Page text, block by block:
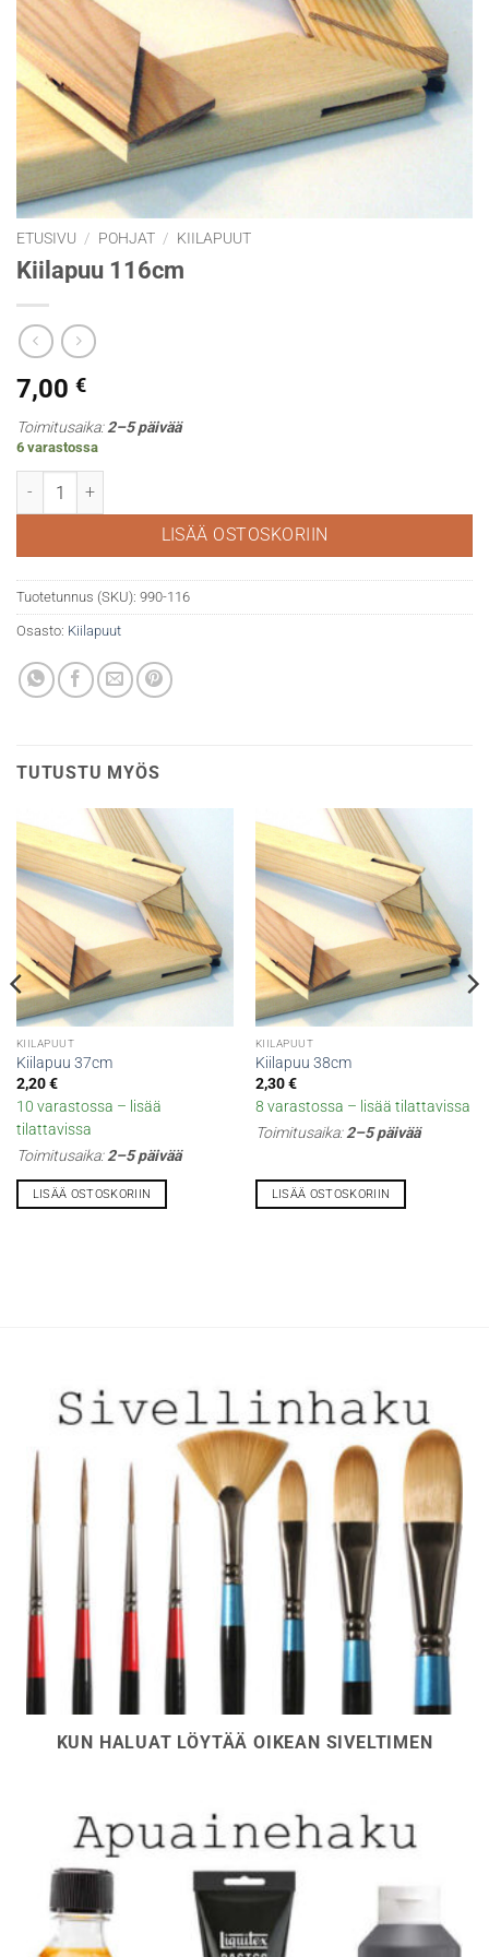
ETUSIVU / POHJAT / KIILAPUUT
Kiilapuu 116cm
7,00 €
Toimitusaika:2–5 päivää
6 varastossa
Kiilapuu 116cm määrä
LISÄÄ OSTOSKORIIN
Tuotetunnus (SKU): 990-116
Osasto: Kiilapuut
TUTUSTU MYÖS
KIILAPUUT
Kiilapuu 37cm
2,20€
10 varastossa – lisää
tilattavissa
Toimitusaika:2–5 päivää
LISÄÄ OSTOSKORIIN
KIILAPUUT
Kiilapuu 38cm
2,30€
8 varastossa – lisää tilattavissa
Toimitusaika:2–5 päivää
LISÄÄ OSTOSKORIIN
KUN HALUAT LÖYTÄÄ OIKEAN SIVELTIMEN